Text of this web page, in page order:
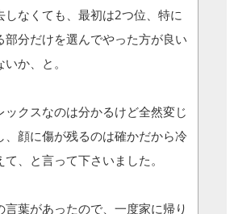
しなくても、最初は2つ位、特に
部分だけを選んでやった方が良い
か、と。
ックスなのは分かるけど全然変じ
、顔に傷が残るのは確かだから冷
て、と言って下さいました。
言葉があったので、一度家に帰り